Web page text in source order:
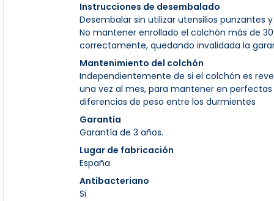
Instrucciones de desembalado
Desembalar sin utilizar utensilios
No mantener enrollado el colchón más de
correctamente, quedando invalidada la
Mantenimiento del colchón
Independientemente de si el colchón es
una vez al mes, para mantener en
diferencias de peso entre los durmientes
Garantía
Garantía de 3 años.
Lugar de fabricación
España
Antibacteriano
Si